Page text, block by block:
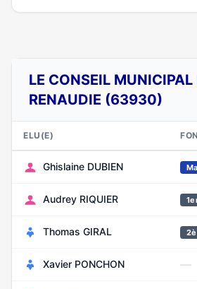
LE CONSEIL MUNICIPAL
RENAUDIE (63930)
ELU(E)
Ghislaine DUBIEN
Audrey RIQUIER
Thomas GIRAL
Xavier PONCHON —